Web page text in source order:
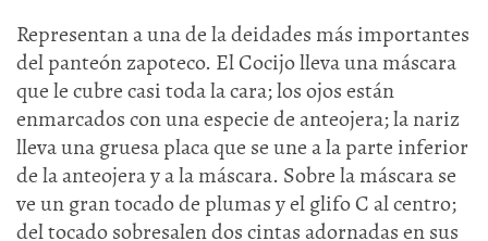
Representan a una de la deidades más importantes
del panteón zapoteco. El Cocijo lleva una máscara
que le cubre casi toda la cara; los ojos están
enmarcados con una especie de anteojera; la nariz
lleva una gruesa placa que se une a la parte inferior
de la anteojera y a la máscara. Sobre la máscara se
ve un gran tocado de plumas y el glifo C al centro;
del tocado sobresalen dos cintas adornadas en sus